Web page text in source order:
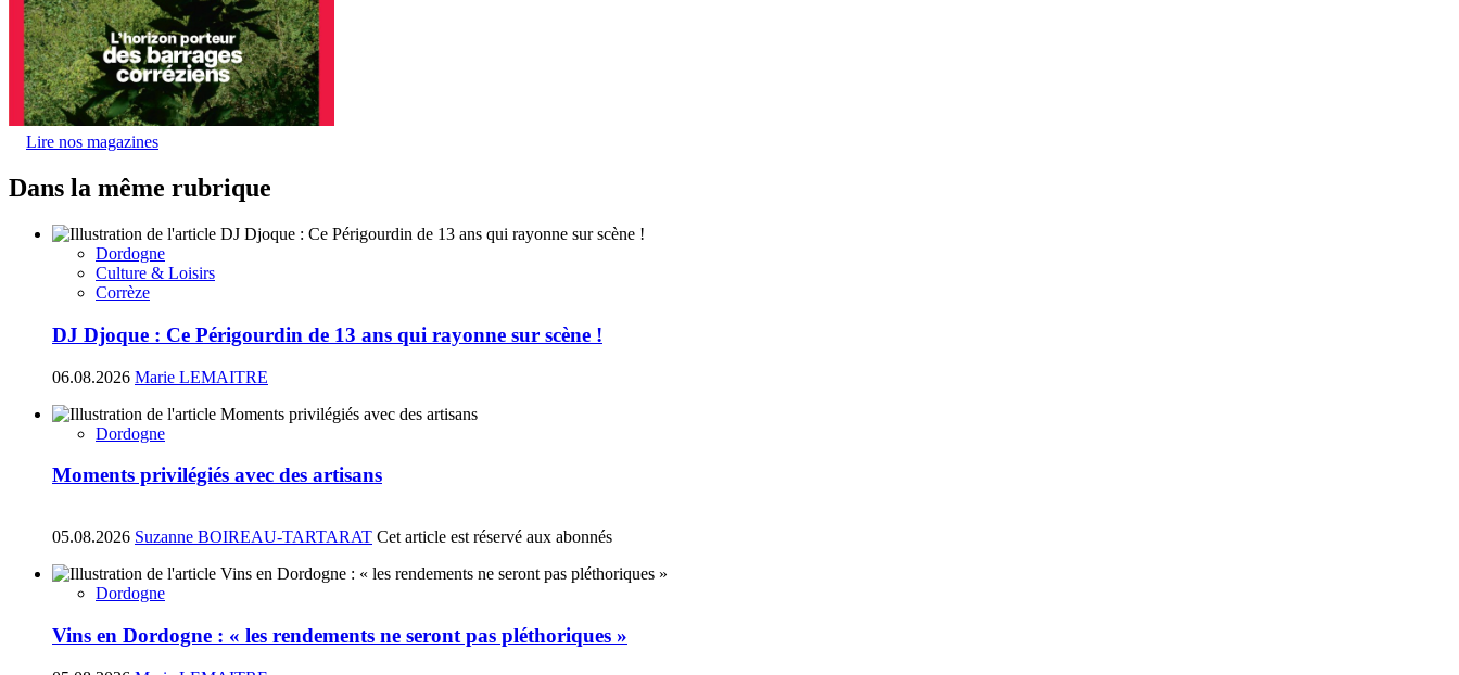
Lire nos magazines
Dans la même rubrique
Dordogne
Culture & Loisirs
Corrèze
DJ Djoque : Ce Périgourdin de 13 ans qui rayonne sur scène !
06.08.2026 Marie LEMAITRE
Dordogne
Moments privilégiés avec des artisans
05.08.2026 Suzanne BOIREAU-TARTARAT Cet article est réservé aux abonnés
Dordogne
Vins en Dordogne : « les rendements ne seront pas pléthoriques »